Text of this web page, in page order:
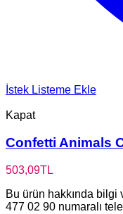
İstek Listeme Ekle
Kapat
Confetti Animals
503,09TL
Bu ürün hakkında
477 02 90 numaralı